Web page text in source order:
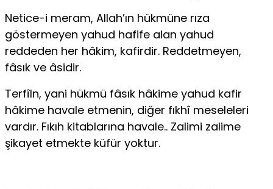
Netice-i meram, Allah’ın hükmüne rıza
göstermeyen yahud hafife alan yahud
reddeden her hâkim, kafirdir. Reddetmeyen,
fâsık ve âsidir.
Terfîln, yani hükmü fâsık hâkime yahud kafir
hâkime havale etme­nin, diğer fıkhî meseleleri
vardır. Fıkıh kitablarına havale.. Zalimi zalime
şikayet etmekte küfür yoktur.